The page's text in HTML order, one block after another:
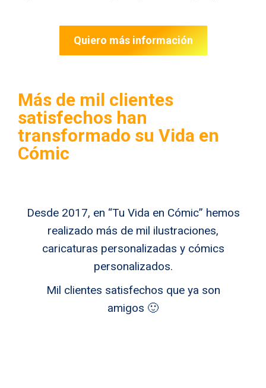
Quiero más información
Más de mil clientes
satisfechos han
transformado su Vida en
Cómic
Desde 2017, en “Tu Vida en Cómic” hemos
realizado más de mil ilustraciones,
caricaturas personalizadas y cómics
personalizados.
Mil clientes satisfechos que ya son
amigos 🙂